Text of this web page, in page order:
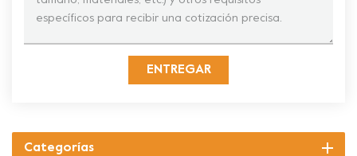
ENTREGAR
Categorías